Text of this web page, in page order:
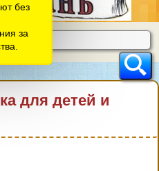
для детей и
без
за